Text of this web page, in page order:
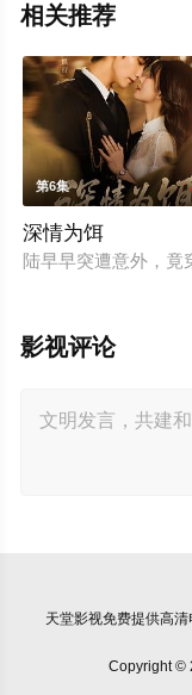
相关推荐
第6集
深情为饵
陆早早突遭意外，
影视评论
天堂影视免费提供高
Copyright ©